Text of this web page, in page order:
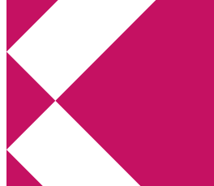
Annikas litteratur- och kulturblogg
Deckare, kriminalromaner, thrillers
Hem